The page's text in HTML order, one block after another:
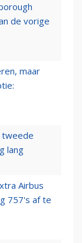
de vorige
maar
tweede
lang
Airbus
757's af te